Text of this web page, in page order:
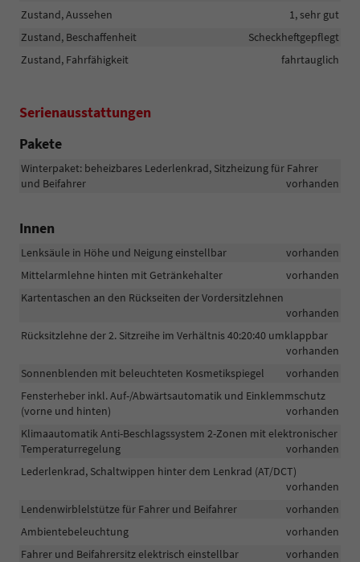
Zustand, Aussehen
1, sehr gut
Zustand, Beschaffenheit
Scheckheftgepflegt
Zustand, Fahrfähigkeit
fahrtauglich
Serienausstattungen
Pakete
Winterpaket: beheizbares Lederlenkrad, Sitzheizung für Fahrer
und Beifahrer
vorhanden
Innen
Lenksäule in Höhe und Neigung einstellbar
vorhanden
Mittelarmlehne hinten mit Getränkehalter
vorhanden
Kartentaschen an den Rückseiten der Vordersitzlehnen
vorhanden
Rücksitzlehne der 2. Sitzreihe im Verhältnis 40:20:40 umklappbar
vorhanden
Sonnenblenden mit beleuchteten Kosmetikspiegel
vorhanden
Fensterheber inkl. Auf-/Abwärtsautomatik und Einklemmschutz
(vorne und hinten)
vorhanden
Klimaautomatik Anti-Beschlagssystem 2-Zonen mit elektronischer
Temperaturregelung
vorhanden
Lederlenkrad, Schaltwippen hinter dem Lenkrad (AT/DCT)
vorhanden
Lendenwirblelstütze für Fahrer und Beifahrer
vorhanden
Ambientebeleuchtung
vorhanden
Fahrer und Beifahrersitz elektrisch einstellbar
vorhanden